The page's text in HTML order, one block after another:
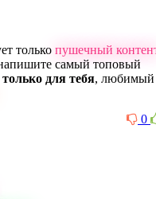
только пушечный
самый топовый
только для тебя, любимый
0
сайта,